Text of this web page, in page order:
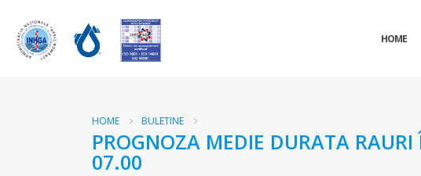
HOME
HOME BULETINE
PROGNOZA MEDIE DURATA
07.00